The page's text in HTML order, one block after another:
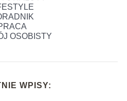
OSOBISTY
WPISY: